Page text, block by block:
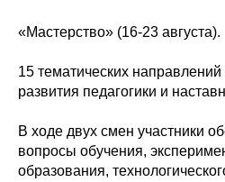
«Мастерство» (16-23 августа).
15 тематических направлений
развития педагогики и
В ходе двух смен участники
вопросы обучения,
образования,